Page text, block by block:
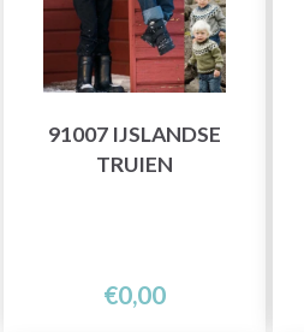
91007 IJSLANDSE
TRUIEN
€0,00